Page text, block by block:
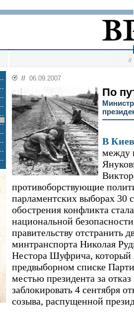
//
// 06.09.2007
По
В
между
противоборствующие
парламентских выборах 30
обострения конфликта
национальной
правительству отстранить
минтранспорта Николая
Нестора Шуфрича, который
предвыборном списке
местью президента за
заблокировать 4 сентября
созыва, распущенной